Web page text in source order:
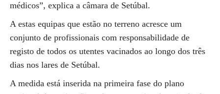
médicos”, explica a câmara de Setúbal.
A estas equipas que estão no terreno acresce um
conjunto de profissionais com responsabilidade de
registo de todos os utentes vacinados ao longo dos três
dias nos lares de Setúbal.
A medida está inserida na primeira fase do plano